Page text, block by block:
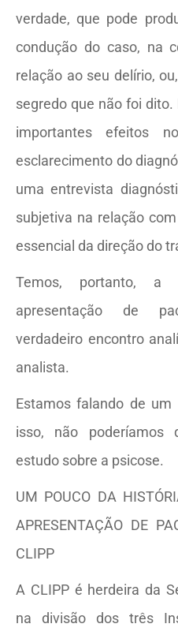
verdade, que pode
condução do caso, na
relação ao seu delírio,
segredo que não foi
importantes efeitos
esclarecimento do
uma entrevista
subjetiva na relação
essencial da direção do
Temos, portanto,
apresentação de
verdadeiro encontro
analista.
Estamos falando de
isso, não poderíamos
estudo sobre a psicose.
UM POUCO DA
APRESENTAÇÃO DE
CLIPP
A CLIPP é herdeira da
na divisão dos três